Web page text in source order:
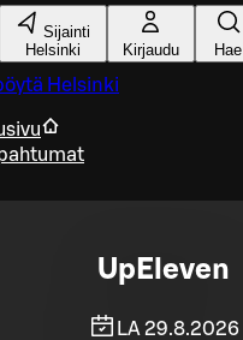
Sijainti
Helsinki
Kirjaudu Hae
Helsinki
UpEleven
LA 29.8.2026